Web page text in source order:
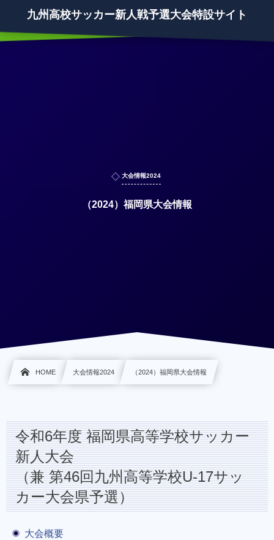
九州高校サッカー新人戦予選大会特設サイト
大会情報2024
（2024）福岡県大会情報
HOME 大会情報2024 （2024）福岡県大会情報
令和6年度 福岡県高等学校サッカー
新人大会
（兼 第46回九州高等学校U-17サッ
カー大会県予選）
大会概要